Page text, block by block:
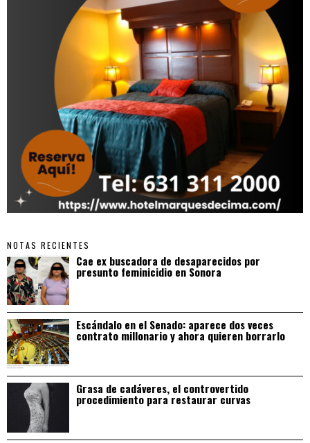
NOTAS RECIENTES
Cae ex buscadora de desaparecidos por
presunto feminicidio en Sonora
Escándalo en el Senado: aparece dos veces
contrato millonario y ahora quieren borrarlo
Grasa de cadáveres, el controvertido
procedimiento para restaurar curvas